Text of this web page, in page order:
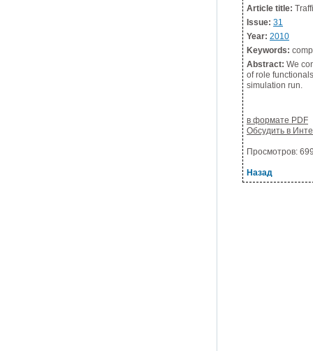
Article title:
Issue: 31
Year: 2010
Keywords:
Abstract: We
of role
simulation run.
в формате PDF
Обсудить в
Просмотров:
Назад